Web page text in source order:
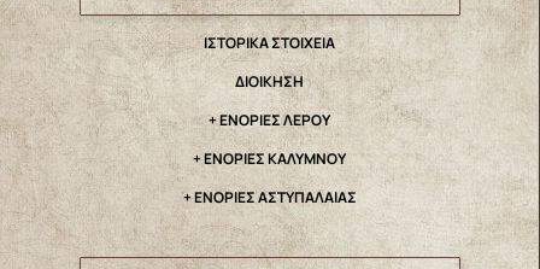
IΣΤΟΡΙΚΑ ΣΤΟΙΧΕΙΑ
ΔΙΟΙΚΗΣΗ
+ ΕΝΟΡΙΕΣ ΛΕΡΟΥ
+ ΕΝΟΡΙΕΣ ΚΑΛΥΜΝΟΥ
+ ΕΝΟΡΙΕΣ ΑΣΤΥΠΑΛΑΙΑΣ